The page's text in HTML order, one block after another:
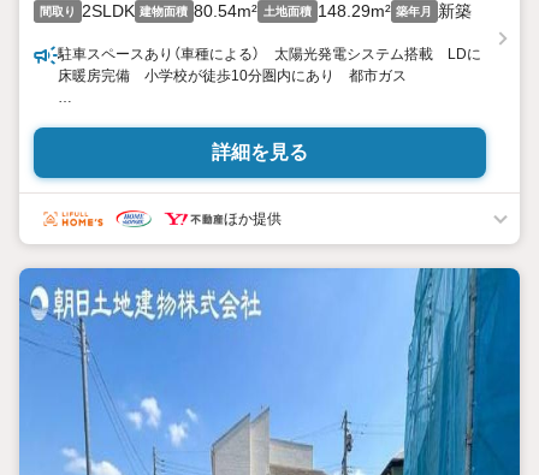
間取り 2SLDK 建物面積 80.54m² 土地面積 148.29m² 築年月 新築
駐車スペースあり（車種による） 太陽光発電システム搭載 LDに
床暖房完備 小学校が徒歩10分圏内にあり 都市ガス
お客様のお話をきちんとお聞きし、しっかり話し合う「心」のコミ
ュニケーションが大切になります。だからこそ、それぞれのお客
インターネット予約で当日見学が可能！
（1）［室内・現地を見学する］をクリック
（2）本日4日以内をご希望の方は
「ご要望・ご質問欄」に希望日時をご記入ください！
【主要不動産流通各社の2025年度中間期の売買仲介実績におい
て、全国第9位の売買仲介実績です】
※住宅新報より
たくさんのお客様からのお言葉に感謝してこれからも楽しく素敵
なお家探しをお約束します。
お家探しを始めてみようと思われたらまずは、お気軽に東宝ハウ
詳細を見る
ほか提供